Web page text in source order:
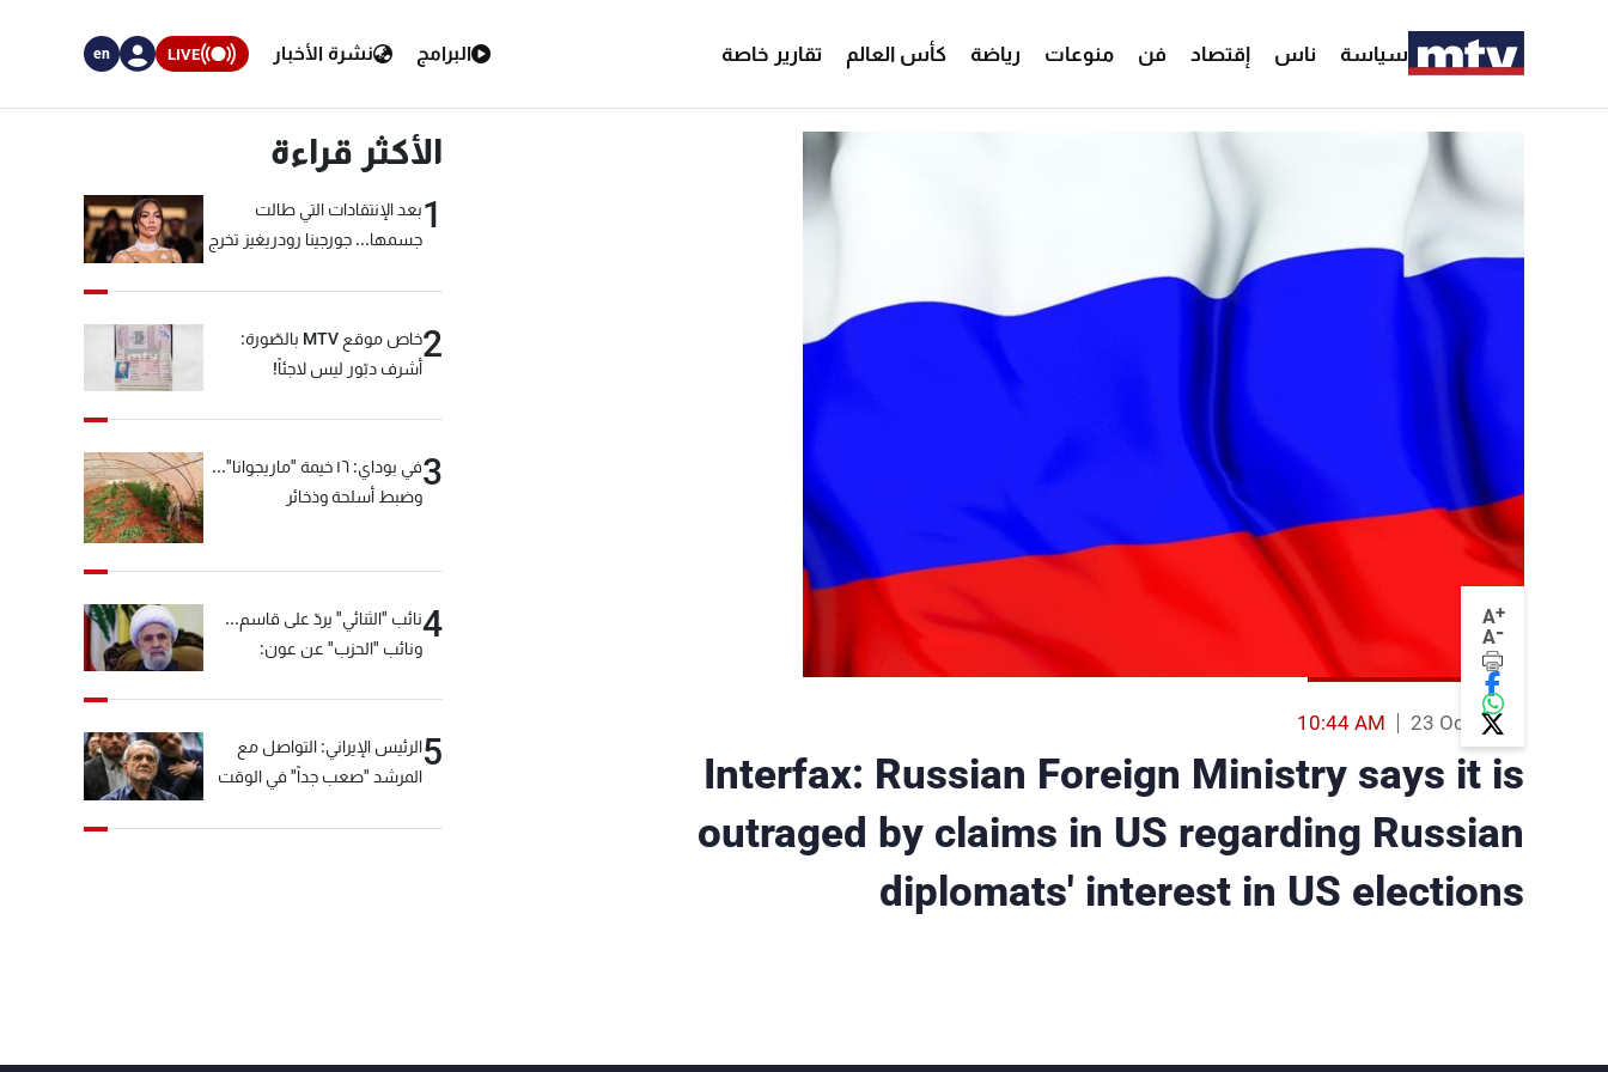
سياسة ناس إقتصاد فن منوعات رياضة كأس العالم تقارير خاصة البرامج نشرة الأخبار LIVE
en
A+
A-
23 Oct 2016
10:44 AM
Interfax: Russian Foreign Ministry says it is
outraged by claims in US regarding Russian
diplomats' interest in US elections
الأكثر قراءة
1بعد الإنتقادات التي طالت
جسمها... جورجينا رودريغيز تخرج
2
خاص موقع MTV بالصّورة:
أشرف دبّور ليس لاجئاً!
3
في بوداي: ١٦ خيمة "ماريجوانا"...
وضبط أسلحة وذخائر
4نائب "الثنائي" يردّ على قاسم...
ونائب "الحزب" عن عون:
5الرئيس الإيراني: التواصل مع
المرشد "صعب جداً" في الوقت